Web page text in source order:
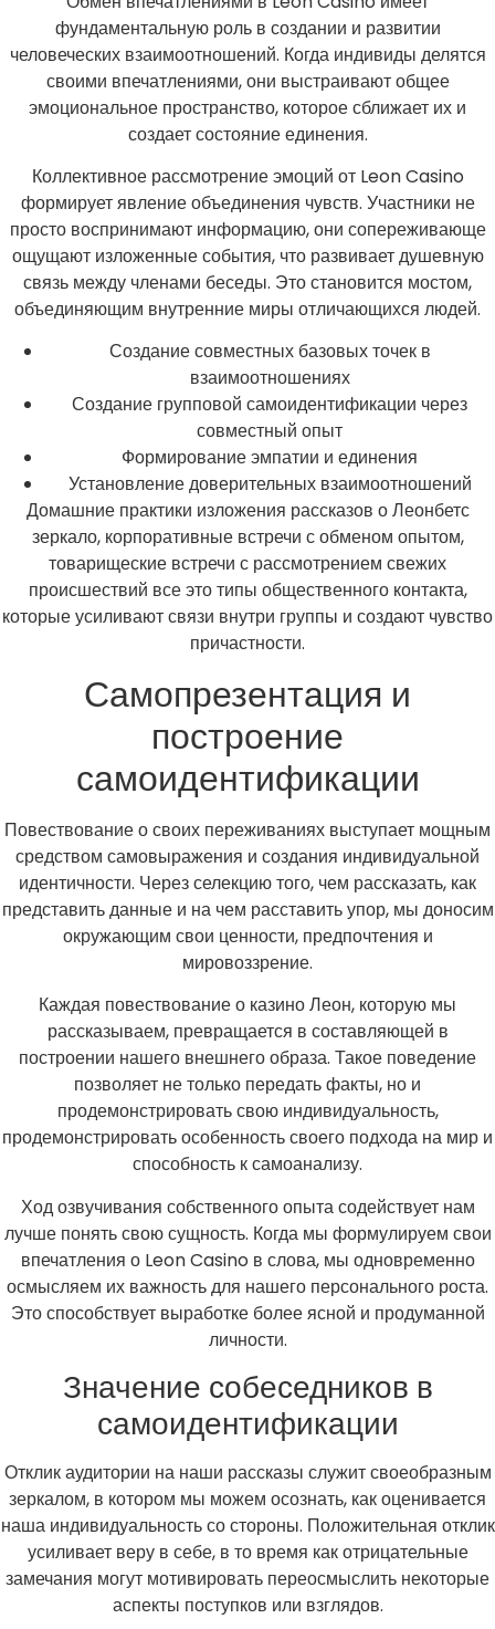
фундаментальную роль в создании и развитии
человеческих взаимоотношений. Когда индивиды делятся
своими впечатлениями, они выстраивают общее
эмоциональное пространство, которое сближает их и
создает состояние единения.
Коллективное рассмотрение эмоций от Leon Casino
формирует явление объединения чувств. Участники не
просто воспринимают информацию, они сопереживающе
ощущают изложенные события, что развивает душевную
связь между членами беседы. Это становится мостом,
объединяющим внутренние миры отличающихся людей.
Создание совместных базовых точек в
взаимоотношениях
Создание групповой самоидентификации через
совместный опыт
Формирование эмпатии и единения
Установление доверительных взаимоотношений
Домашние практики изложения рассказов о Леонбетс
зеркало, корпоративные встречи с обменом опытом,
товарищеские встречи с рассмотрением свежих
происшествий все это типы общественного контакта,
которые усиливают связи внутри группы и создают чувство
причастности.
Самопрезентация и
построение
самоидентификации
Повествование о своих переживаниях выступает мощным
средством самовыражения и создания индивидуальной
идентичности. Через селекцию того, чем рассказать, как
представить данные и на чем расставить упор, мы доносим
окружающим свои ценности, предпочтения и
мировоззрение.
Каждая повествование о казино Леон, которую мы
рассказываем, превращается в составляющей в
построении нашего внешнего образа. Такое поведение
позволяет не только передать факты, но и
продемонстрировать свою индивидуальность,
продемонстрировать особенность своего подхода на мир и
способность к самоанализу.
Ход озвучивания собственного опыта содействует нам
лучше понять свою сущность. Когда мы формулируем свои
впечатления о Leon Casino в слова, мы одновременно
осмысляем их важность для нашего персонального роста.
Это способствует выработке более ясной и продуманной
личности.
Значение собеседников в
самоидентификации
Отклик аудитории на наши рассказы служит своеобразным
зеркалом, в котором мы можем осознать, как оценивается
наша индивидуальность со стороны. Положительная отклик
усиливает веру в себе, в то время как отрицательные
замечания могут мотивировать переосмыслить некоторые
аспекты поступков или взглядов.